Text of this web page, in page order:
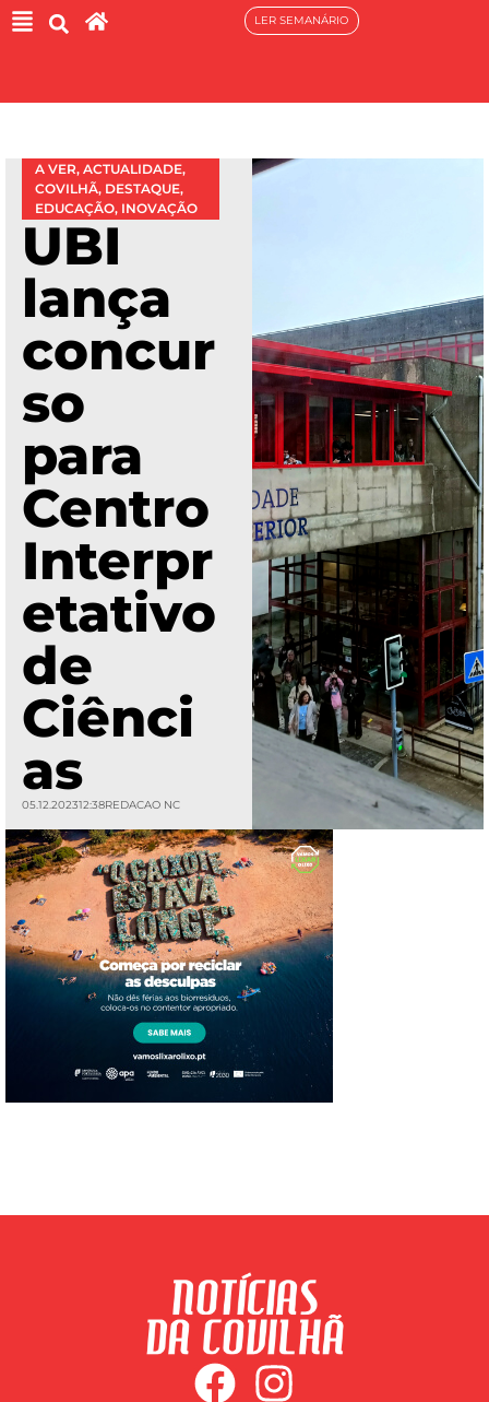
LER SEMANÁRIO
A VER, ACTUALIDADE,
COVILHÃ, DESTAQUE,
EDUCAÇÃO, INOVAÇÃO
UBI
lança
concur
so
para
Centro
Interpr
etativo
de
Ciênci
as
05.12.202312:38REDACAO NC